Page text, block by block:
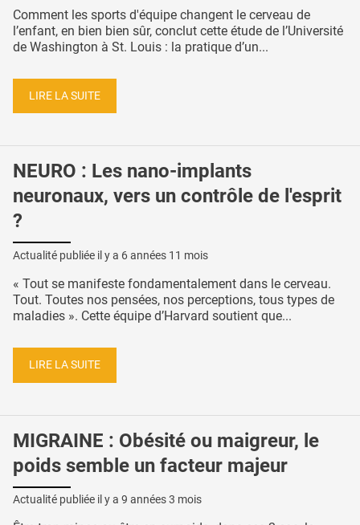
Comment les sports d'équipe changent le cerveau de
l’enfant, en bien bien sûr, conclut cette étude de l’Université
de Washington à St. Louis : la pratique d’un...
LIRE LA SUITE
NEURO : Les nano-implants
neuronaux, vers un contrôle de l'esprit
?
Actualité publiée il y a 6 années 11 mois
« Tout se manifeste fondamentalement dans le cerveau.
Tout. Toutes nos pensées, nos perceptions, tous types de
maladies ». Cette équipe d’Harvard soutient que...
LIRE LA SUITE
MIGRAINE : Obésité ou maigreur, le
poids semble un facteur majeur
Actualité publiée il y a 9 années 3 mois